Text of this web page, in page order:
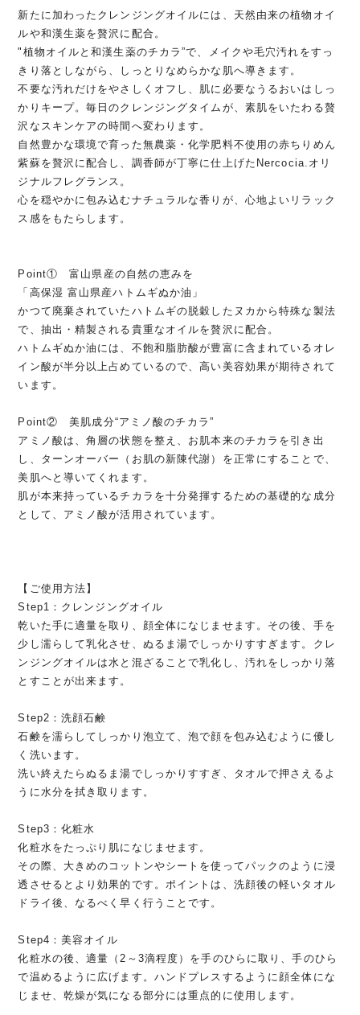
新たに加わったクレンジングオイルには、天然由来の植物オイ
ルや和漢生薬を贅沢に配合。
"植物オイルと和漢生薬のチカラ”で、メイクや毛穴汚れをすっ
きり落としながら、しっとりなめらかな肌へ導きます。
不要な汚れだけをやさしくオフし、肌に必要なうるおいはしっ
かりキープ。毎日のクレンジングタイムが、素肌をいたわる贅
沢なスキンケアの時間へ変わります。
自然豊かな環境で育った無農薬・化学肥料不使用の赤ちりめん
紫蘇を贅沢に配合し、調香師が丁寧に仕上げたNercocia.オリ
ジナルフレグランス。
心を穏やかに包み込むナチュラルな香りが、心地よいリラック
ス感をもたらします。
Point① 富山県産の自然の恵みを
「高保湿 富山県産ハトムギぬか油」
かつて廃棄されていたハトムギの脱穀したヌカから特殊な製法
で、抽出・精製される貴重なオイルを贅沢に配合。
ハトムギぬか油には、不飽和脂肪酸が豊富に含まれているオレ
イン酸が半分以上占めているので、高い美容効果が期待されて
います。
Point② 美肌成分“アミノ酸のチカラ”
アミノ酸は、角層の状態を整え、お肌本来のチカラを引き出
し、ターンオーバー（お肌の新陳代謝）を正常にすることで、
美肌へと導いてくれます。
肌が本来持っているチカラを十分発揮するための基礎的な成分
として、アミノ酸が活用されています。
【ご使用方法】
Step1：クレンジングオイル
乾いた手に適量を取り、顔全体になじませます。その後、手を
少し濡らして乳化させ、ぬるま湯でしっかりすすぎます。クレ
ンジングオイルは水と混ざることで乳化し、汚れをしっかり落
とすことが出来ます。
Step2：洗顔石鹸
石鹸を濡らしてしっかり泡立て、泡で顔を包み込むように優し
く洗います。
洗い終えたらぬるま湯でしっかりすすぎ、タオルで押さえるよ
うに水分を拭き取ります。
Step3：化粧水
化粧水をたっぷり肌になじませます。
その際、大きめのコットンやシートを使ってパックのように浸
透させるとより効果的です。ポイントは、洗顔後の軽いタオル
ドライ後、なるべく早く行うことです。
Step4：美容オイル
化粧水の後、適量（2～3滴程度）を手のひらに取り、手のひら
で温めるように広げます。ハンドプレスするように顔全体にな
じませ、乾燥が気になる部分には重点的に使用します。